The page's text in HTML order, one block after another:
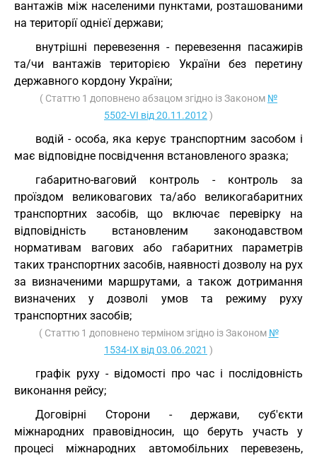
вантажів між населеними пунктами, розташованими
на території однієї держави;
внутрішні перевезення - перевезення пасажирів
та/чи вантажів територією України без перетину
державного кордону України;
( Статтю 1 доповнено абзацом згідно із Законом №
5502-VI від 20.11.2012 )
водій - особа, яка керує транспортним засобом і
має відповідне посвідчення встановленого зразка;
габаритно-ваговий контроль - контроль за
проїздом великовагових та/або великогабаритних
транспортних засобів, що включає перевірку на
відповідність встановленим законодавством
нормативам вагових або габаритних параметрів
таких транспортних засобів, наявності дозволу на рух
за визначеними маршрутами, а також дотримання
визначених у дозволі умов та режиму руху
транспортних засобів;
( Статтю 1 доповнено терміном згідно із Законом №
1534-IX від 03.06.2021 )
графік руху - відомості про час і послідовність
виконання рейсу;
Договірні Сторони - держави, суб'єкти
міжнародних правовідносин, що беруть участь у
процесі міжнародних автомобільних перевезень,